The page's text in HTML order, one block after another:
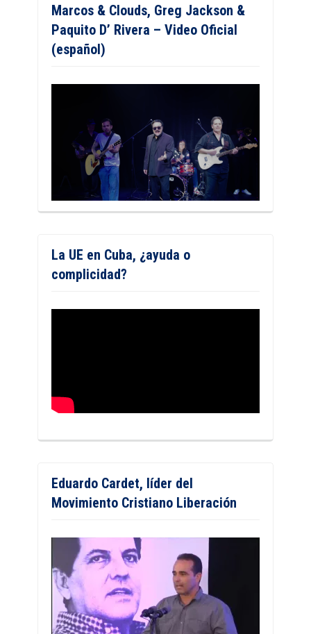
Marcos & Clouds, Greg Jackson &
Paquito D’ Rivera – Video Oficial
(español)
La UE en Cuba, ¿ayuda o
complicidad?
Eduardo Cardet, líder del
Movimiento Cristiano Liberación